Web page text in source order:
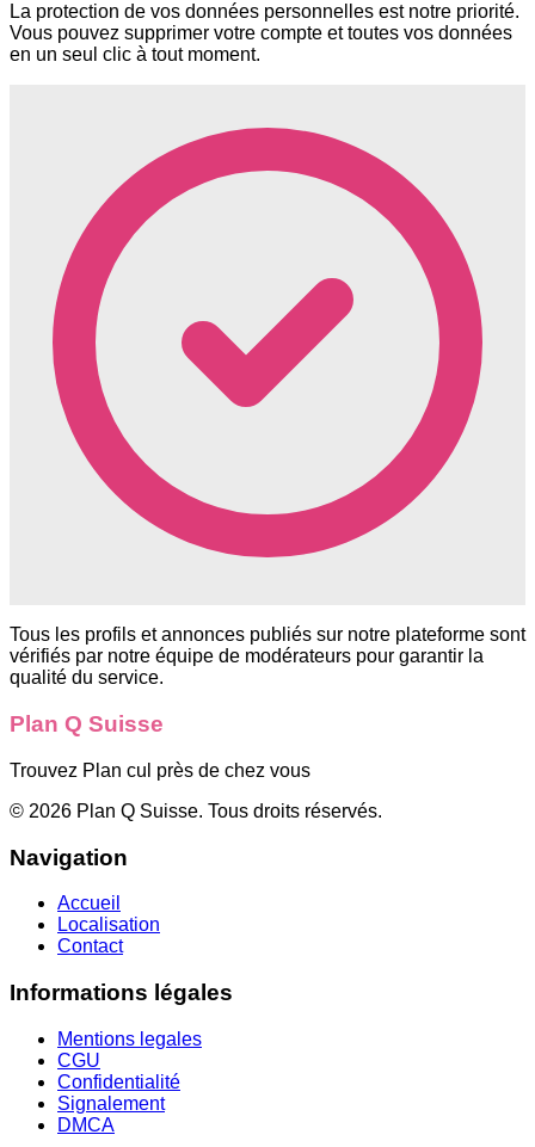
La protection de vos données personnelles est notre priorité.
Vous pouvez supprimer votre compte et toutes vos données
en un seul clic à tout moment.
Tous les profils et annonces publiés sur notre plateforme sont
vérifiés par notre équipe de modérateurs pour garantir la
qualité du service.
Plan Q Suisse
Trouvez Plan cul près de chez vous
© 2026 Plan Q Suisse. Tous droits réservés.
Navigation
Accueil
Localisation
Contact
Informations légales
Mentions legales
CGU
Confidentialité
Signalement
DMCA